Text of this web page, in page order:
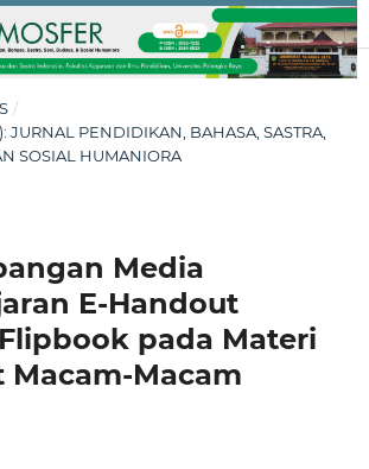
/
JURNAL PENDIDIKAN, BAHASA, SASTRA,
SOSIAL HUMANIORA
Media
E-Handout
pada Materi
Macam-Macam